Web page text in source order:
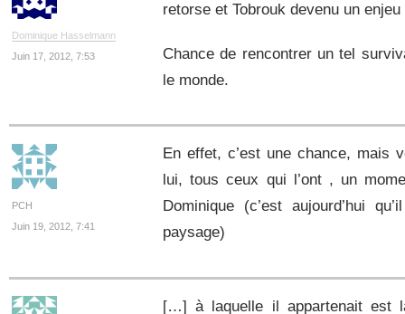
Dominique Hasselmann
Juin 17, 2012, 7:53
retorse et Tobrouk devenu un
Chance de rencontrer un tel
le monde.
PCH
Juin 19, 2012, 7:41
En effet, c’est une chance, mais
lui, tous ceux qui l’ont , un
Dominique (c’est aujourd’hui
paysage)
[…] à laquelle il appartenait est